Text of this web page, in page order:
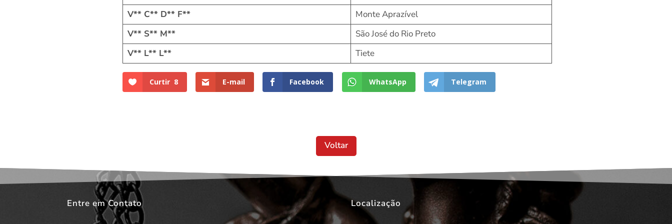
V** C** D** F**
Monte Aprazível
V** S** M**
São José do Rio Preto
V** L** L**
Tiete
Curtir 8 E-mail Facebook WhatsApp Telegram
Voltar
Entre em Contato Localização